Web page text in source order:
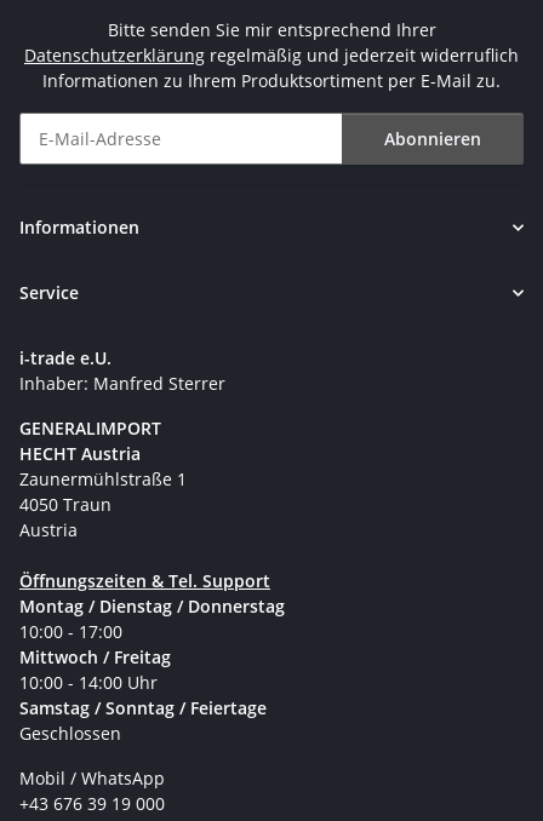
Bitte senden Sie mir entsprechend Ihrer
Datenschutzerklärung regelmäßig und jederzeit widerruflich
Informationen zu Ihrem Produktsortiment per E-Mail zu.
Abonnieren
Informationen
Service
i-trade e.U.
Inhaber: Manfred Sterrer
GENERALIMPORT
HECHT Austria
Zaunermühlstraße 1
4050 Traun
Austria
Öffnungszeiten & Tel. Support
Montag / Dienstag / Donnerstag
10:00 - 17:00
Mittwoch / Freitag
10:00 - 14:00 Uhr
Samstag / Sonntag / Feiertage
Geschlossen
Mobil / WhatsApp
+43 676 39 19 000